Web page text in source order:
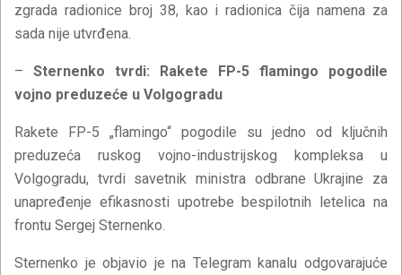
zgrada radionice broj 38, kao i radionica čija namena za
sada nije utvrđena.
– Sternenko tvrdi: Rakete FP-5 flamingo pogodile
vojno preduzeće u Volgogradu
Rakete FP-5 „flamingo“ pogodile su jedno od ključnih
preduzeća ruskog vojno-industrijskog kompleksa u
Volgogradu, tvrdi savetnik ministra odbrane Ukrajine za
unapređenje efikasnosti upotrebe bespilotnih letelica na
frontu Sergej Sternenko.
Sternenko je objavio je na Telegram kanalu odgovarajuće